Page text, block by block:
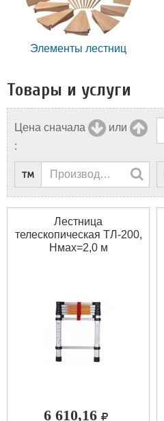
Элементы лестниц
Товары и услуги
Цена сначала
или
:
Лестница
телескопическая ТЛ-200,
Нмах=2,0 м
6 610,16